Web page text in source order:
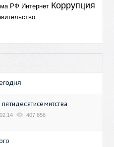
РФ Интернет Коррупция
02:14 407 856